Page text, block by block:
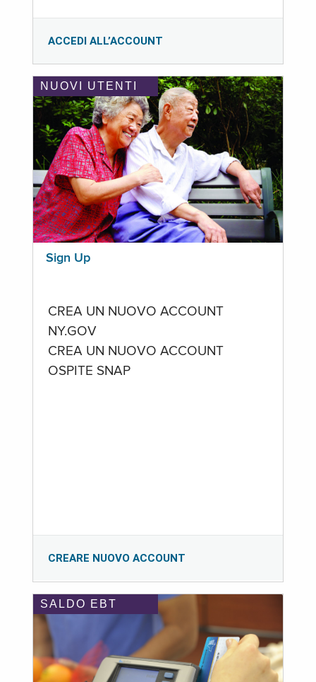
ACCEDI ALL’ACCOUNT
NUOVI UTENTI
Sign Up
CREA UN NUOVO ACCOUNT
NY.GOV
CREA UN NUOVO ACCOUNT
OSPITE SNAP
CREARE NUOVO ACCOUNT
SALDO EBT